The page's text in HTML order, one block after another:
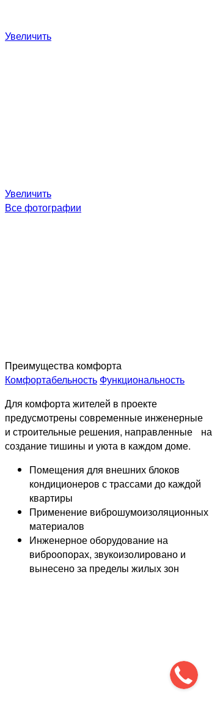
Увеличить
Увеличить
Все фотографии
Преимущества комфорта
Комфортабельность Функциональность
Для комфорта жителей в проекте
предусмотрены современные инженерные
и строительные решения, направленные на
создание тишины и уюта в каждом доме.
Помещения для внешних блоков
кондиционеров с трассами до каждой
квартиры
Применение виброшумоизоляционных
материалов
Инженерное оборудование на
виброопорах, звукоизолировано и
вынесено за пределы жилых зон